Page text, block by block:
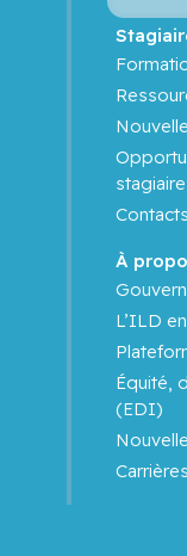
Contacts
À
L’ILD
Équité,
(EDI)
Carrières